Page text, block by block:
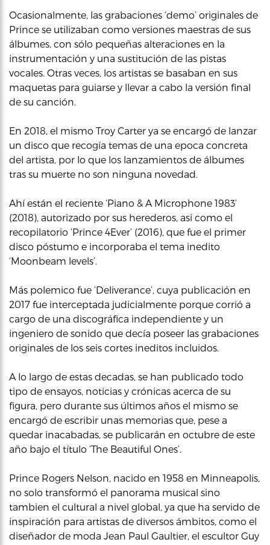
Ocasionalmente, las grabaciones ‘demo’ originales de
Prince se utilizaban como versiones maestras de sus
álbumes, con sólo pequeñas alteraciones en la
instrumentación y una sustitución de las pistas
vocales. Otras veces, los artistas se basaban en sus
maquetas para guiarse y llevar a cabo la versión final
de su canción.
En 2018, el mismo Troy Carter ya se encargó de lanzar
un disco que recogía temas de una epoca concreta
del artista, por lo que los lanzamientos de álbumes
tras su muerte no son ninguna novedad.
Ahí están el reciente ‘Piano & A Microphone 1983’
(2018), autorizado por sus herederos, así como el
recopilatorio ‘Prince 4Ever’ (2016), que fue el primer
disco póstumo e incorporaba el tema inedito
‘Moonbeam levels’.
Más polemico fue ‘Deliverance’, cuya publicación en
2017 fue interceptada judicialmente porque corrió a
cargo de una discográfica independiente y un
ingeniero de sonido que decía poseer las grabaciones
originales de los seis cortes ineditos incluidos.
A lo largo de estas decadas, se han publicado todo
tipo de ensayos, noticias y crónicas acerca de su
figura, pero durante sus últimos años el mismo se
encargó de escribir unas memorias que, pese a
quedar inacabadas, se publicarán en octubre de este
año bajo el título ‘The Beautiful Ones’.
Prince Rogers Nelson, nacido en 1958 en Minneapolis,
no solo transformó el panorama musical sino
tambien el cultural a nivel global, ya que ha servido de
inspiración para artistas de diversos ámbitos, como el
diseñador de moda Jean Paul Gaultier, el escultor Guy